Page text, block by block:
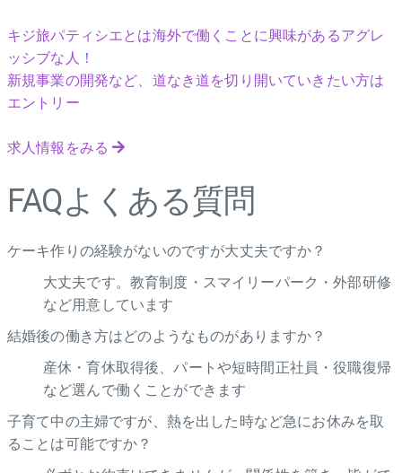
キジ旅パティシエとは海外で働くことに興味があるアグレ
ッシブな人！
新規事業の開発など、道なき道を切り開いていきたい方は
エントリー
求人情報をみる
FAQよくある質問
ケーキ作りの経験がないのですが大丈夫ですか？
大丈夫です。教育制度・スマイリーパーク・外部研修
など用意しています
結婚後の働き方はどのようなものがありますか？
産休・育休取得後、パートや短時間正社員・役職復帰
など選んで働くことができます
子育て中の主婦ですが、熱を出した時など急にお休みを取
ることは可能ですか？